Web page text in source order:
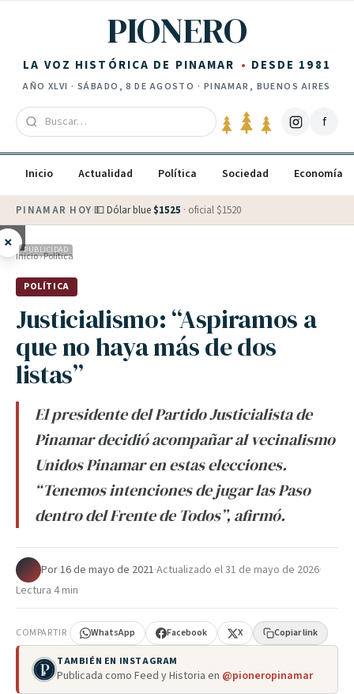
PIONERO
LA VOZ HISTÓRICA DE PINAMAR DESDE 1981
AÑO XLVI · SÁBADO, 8 DE AGOSTO · PINAMAR, BUENOS AIRES
f
Inicio Actualidad Política Sociedad Economía
PINAMAR HOY·💵 Dólar blue $1525 · oficial $1520
× PUBLICIDAD
Inicio›Política
POLÍTICA
Justicialismo: “Aspiramos a
que no haya más de dos
listas”
El presidente del Partido Justicialista de
Pinamar decidió acompañar al vecinalismo
Unidos Pinamar en estas elecciones.
“Tenemos intenciones de jugar las Paso
dentro del Frente de Todos”, afirmó.
Por·16 de mayo de 2021·Actualizado el31 de mayo de 2026·
Lectura 4 min
COMPARTIR WhatsApp Facebook X Copiar link
TAMBIÉN EN INSTAGRAM
Publicada como Feed y Historia en @pioneropinamar